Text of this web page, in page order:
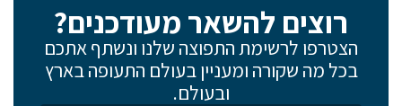
רוצים להשאר מעודכנים?
הצטרפו לרשימת התפוצה שלנו ונשתף אתכם
בכל מה שקורה ומעניין בעולם התעופה בארץ
ובעולם.